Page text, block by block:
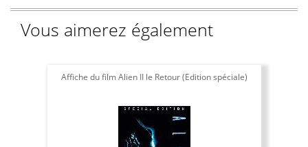
Vous aimerez également
Affiche du film Alien II le Retour (Edition spéciale)